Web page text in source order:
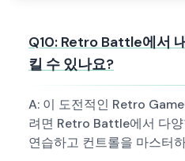
Q10: Retro Battle에서
킬 수 있나요?
A: 이 도전적인 Retro
려면 Retro Battle에서 다
연습하고 컨트롤을 마스터